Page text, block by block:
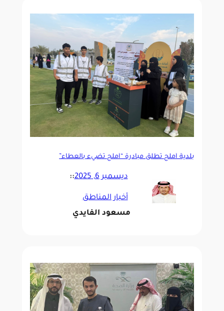
بلدية أملج تطلق مبادرة “أملج تُضيء بالعطاء”
ديسمبر 6, 2025 ::
أخبار المناطق
مسعود الفايدي